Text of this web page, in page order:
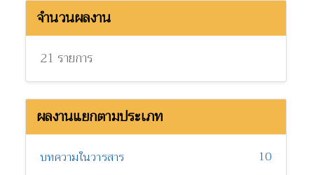
จำนวนผลงาน
21 รายการ
ผลงานแยกตามประเภท
บทความในวารสาร
10